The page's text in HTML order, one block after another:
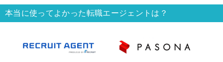
本当に使ってよかった転職エージェントは？